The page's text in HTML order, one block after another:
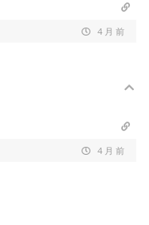
4 月 前
4 月 前